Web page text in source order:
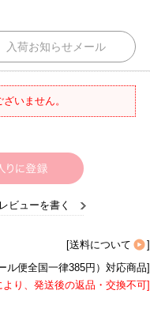
いません。
レビューを書く
[送料について
]
ル便全国一律385円）対応商品]
より、発送後の返品・交換不可]